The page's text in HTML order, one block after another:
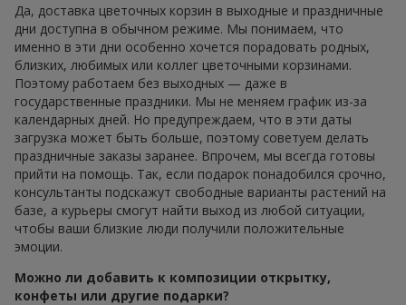
Да, доставка цветочных корзин в выходные и праздничные
дни доступна в обычном режиме. Мы понимаем, что
именно в эти дни особенно хочется порадовать родных,
близких, любимых или коллег цветочными корзинами.
Поэтому работаем без выходных — даже в
государственные праздники. Мы не меняем график из-за
календарных дней. Но предупреждаем, что в эти даты
загрузка может быть больше, поэтому советуем делать
праздничные заказы заранее. Впрочем, мы всегда готовы
прийти на помощь. Так, если подарок понадобился срочно,
консультанты подскажут свободные варианты растений на
базе, а курьеры смогут найти выход из любой ситуации,
чтобы ваши близкие люди получили положительные
эмоции.
Можно ли добавить к композиции открытку,
конфеты или другие подарки?